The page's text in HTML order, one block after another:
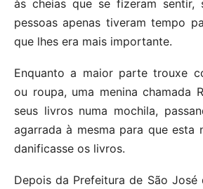
às cheias que se fizeram sentir,
pessoas apenas tiveram tempo
que lhes era mais importante.
Enquanto a maior parte trouxe
ou roupa, uma menina chamada
seus livros numa mochila,
agarrada à mesma para que esta
danificasse os livros.
Depois da Prefeitura de São José